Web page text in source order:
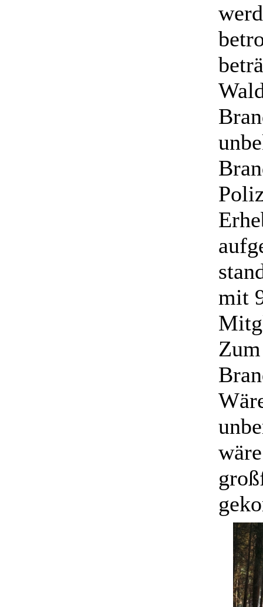
mit